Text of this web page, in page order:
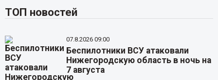
ТОП новостей
07.8.2026 09:00
Беспилотники ВСУ атаковали
Нижегородскую область в ночь на
7 августа